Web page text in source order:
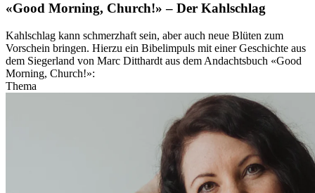
«Good Morning, Church!» – Der Kahlschlag
Kahlschlag kann schmerzhaft sein, aber auch neue Blüten zum
Vorschein bringen. Hierzu ein Bibelimpuls mit einer Geschichte aus
dem Siegerland von Marc Ditthardt aus dem Andachtsbuch «Good
Morning, Church!»:
Thema